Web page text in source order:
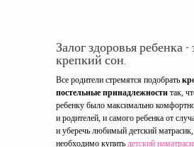
Залог здоровья ребенка -
крепкий сон.
Все родители стремятся подобрать
постельные принадлежности так,
ребенку было максимально
и родителей, и самого ребенка от
и уберечь любимый детский матрасик,
необходимо купить детский